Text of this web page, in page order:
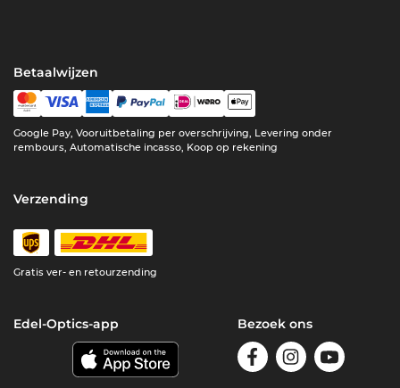
Betaalwijzen
Google Pay, Vooruitbetaling per overschrijving, Levering onder
rembours, Automatische incasso, Koop op rekening
Verzending
Gratis ver- en retourzending
Edel-Optics-app Bezoek ons